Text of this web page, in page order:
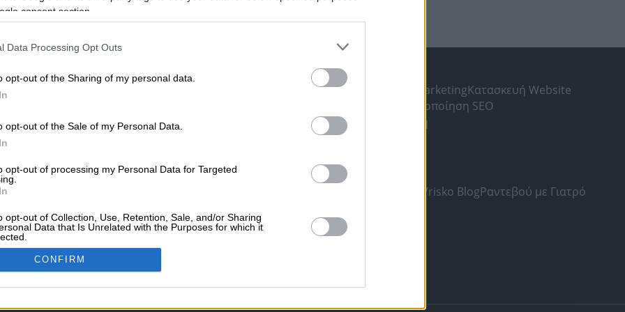
consent section.
Data Processing Opt Outs
opt-out of the Sharing of my personal data.
opt-out of the Sale of my Personal Data.
opt-out of processing my Personal Data for Targeted
opt-out of Collection, Use, Retention, Sale, and/or Sharing
Data that Is Unrelated with the Purposes for which it
CONFIRM
Ψυχολόγοι
ΥΠΗΡΕΣΙΕΣ ΠΡΟΒΟΛΗΣ
Διαφημιστείτε στο Vrisko.grΥπηρεσίες Digital MarketingΚατασκευή Website
Βελτιστοποίηση SEO
Διαφήμιση στα social mediaΔωρεάν καταχώριση
ΚαβάλαΤρίπολη
Vrisko.gr (About Us)
Όροι και Προϋποθέσεις
Vrisko BlogΡαντεβού με Γιατρό
ΘέατροΣινεμά
Follow Us